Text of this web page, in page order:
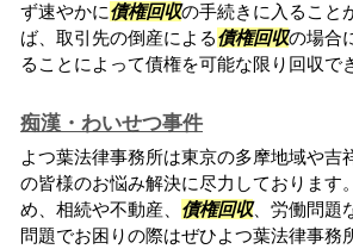
ず速やかに債権回収の手続きに入ること
ば、取引先の倒産による債権回収の場合
ることによって債権を可能な限り回収で
痴漢・わいせつ事件
よつ葉法律事務所は東京の多摩地域や吉
の皆様のお悩み解決に尽力しております
め、相続や不動産、 債権回収、労働問題
問題でお困りの際はぜひよつ葉法律事務